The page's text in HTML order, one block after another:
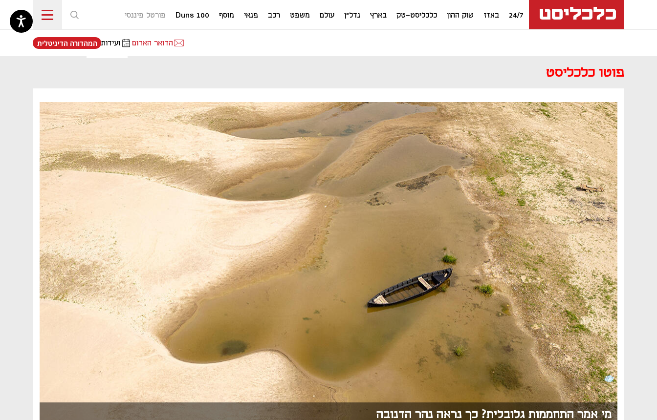
24/7 באזז שוק ההון כלכליסט-טק בארץ נדל"ן עולם משפט רכב פנאי מוסף Duns 100 פורטל פיננסי
הדואר האדום ועידות
נפתח בכרטיסייה חדשה
המהדורה הדיגיטלית
פוטו כלכליסט
מי אמר התחממות גלובלית? כך נראה נהר הדנובה